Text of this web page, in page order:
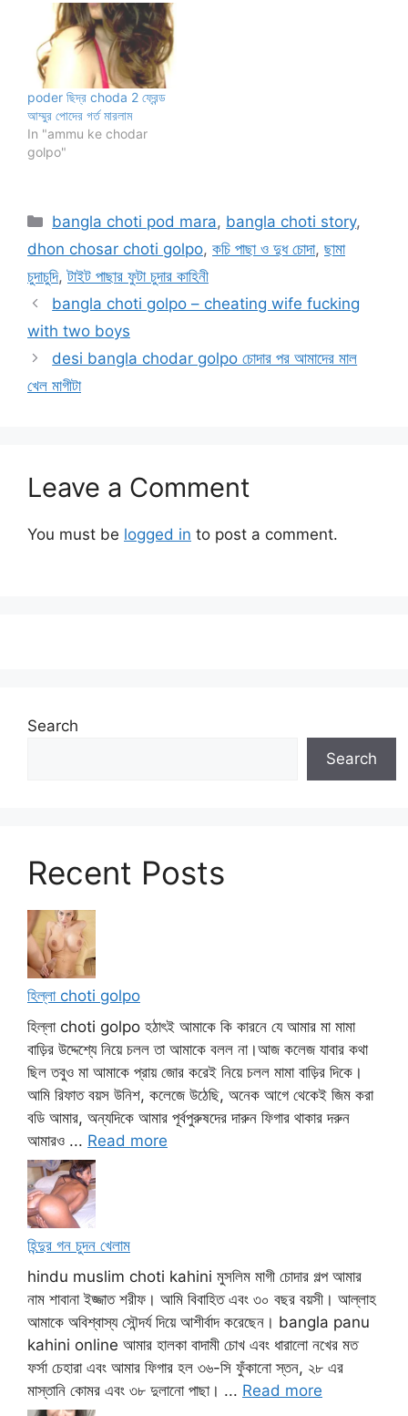
poder ছিদ্র choda 2 ফ্রেন্ড
আম্মুর পোদের গর্ত মারলাম
In "ammu ke chodar
golpo"
Categories
bangla choti pod mara, bangla choti story,
dhon chosar choti golpo, কচি পাছা ও দুধ চোদা, ছামা
চুদাচুদি,টাইট পাছার ফুটা চুদার কাহিনী
bangla choti golpo – cheating wife fucking
with two boys
desi bangla chodar golpo চোদার পর আমাদের মাল
খেল মাগীটা
Leave a Comment
You must be logged in to post a comment.
Search
Search
Recent Posts
হিল্লা choti golpo
হিল্লা choti golpo হঠাৎই আমাকে কি কারনে যে আমার মা মামা
বাড়ির উদ্দেশ্যে নিয়ে চলল তা আমাকে বলল না।আজ কলেজ যাবার কথা
ছিল তবুও মা আমাকে প্রায় জোর করেই নিয়ে চলল মামা বাড়ির দিকে।
আমি রিফাত বয়স উনিশ, কলেজে উঠেছি, অনেক আগে থেকেই জিম করা
বডি আমার, অন্যদিকে আমার পূর্বপুরুষদের দারুন ফিগার থাকার দরুন
আমারও ... Read more
হিন্দুর গন চুদন খেলাম
hindu muslim choti kahini মুসলিম মাগী চোদার গল্প আমার
নাম শাবানা ইজ্জাত শরীফ। আমি বিবাহিত এবং ৩০ বছর বয়সী। আল্লাহ
আমাকে অবিশ্বাস্য সৌন্দর্য দিয়ে আশীর্বাদ করেছেন। bangla panu
kahini online আমার হালকা বাদামী চোখ এবং ধারালো নখের মত
ফর্সা চেহারা এবং আমার ফিগার হল ৩৬-সি ফুঁকানো স্তন, ২৮ এর
মাস্তানি কোমর এবং ৩৮ দুলানো পাছা। ... Read more